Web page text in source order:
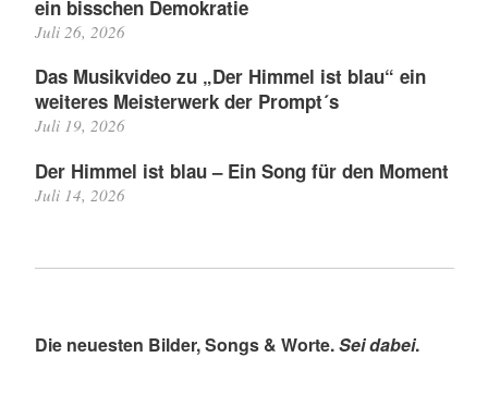
ein bisschen Demokratie
Juli 26, 2026
Das Musikvideo zu „Der Himmel ist blau“ ein
weiteres Meisterwerk der Prompt´s
Juli 19, 2026
Der Himmel ist blau – Ein Song für den Moment
Juli 14, 2026
Die neuesten Bilder, Songs & Worte.Sei dabei.